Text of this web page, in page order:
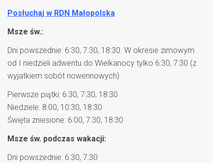
Posłuchaj w RDN Małopolska
Msze św.:
Dni powszednie: 6:30, 7:30, 18:30. W okresie zimowym
od I niedzieli adwentu do Wielkanocy tylko 6:30, 7:30 (z
wyjatkiem sobót nowennowych).
Pierwsze piątki: 6:30, 7:30, 18:30
Niedziele: 8:00, 10:30, 18:30
Święta zniesione: 6:00, 7:30, 18:30
Msze św. podczas wakacji:
Dni powszednie: 6:30, 7:30